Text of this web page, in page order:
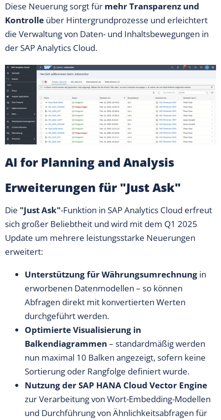
Diese Neuerung sorgt für mehr Transparenz und
Kontrolle über Hintergrundprozesse und erleichtert
die Verwaltung von Daten- und Inhaltsbewegungen in
der SAP Analytics Cloud.
AI for Planning and Analysis
Erweiterungen für "Just Ask"
Die "Just Ask"-Funktion in SAP Analytics Cloud erfreut
sich großer Beliebtheit und wird mit dem Q1 2025
Update um mehrere leistungsstarke Neuerungen
erweitert:
Unterstützung für Währungsumrechnung in
erworbenen Datenmodellen – so können
Abfragen direkt mit konvertierten Werten
durchgeführt werden.
Optimierte Visualisierung in
Balkendiagrammen – standardmäßig werden
nun maximal 10 Balken angezeigt, sofern keine
Sortierung oder Rangfolge definiert wurde.
Nutzung der SAP HANA Cloud Vector Engine
zur Verarbeitung von Wort-Embedding-Modellen
und Durchführung von Ähnlichkeitsabfragen für